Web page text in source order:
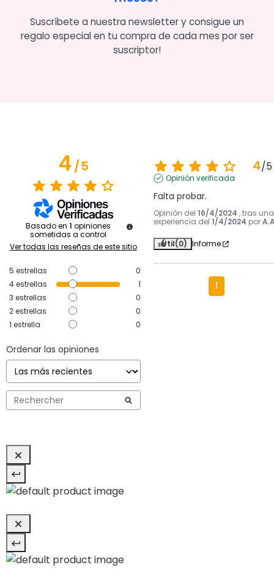
Suscríbete a nuestra newsletter y consigue un
regalo especial en tu compra de cada mes por ser
suscriptor!
4/5
Basado en 1 opiniones
sometidas a control
Ver todas las reseñas de este sitio
5 estrellas
0
4estrellas
1
3 estrellas
0
2estrellas
0
1 estrella 0
Ordenar las opiniones
4/5
Opinión verificada
Falta probar.
Opinión del 16/4/2024 , tras una
experiencia del 1/4/2024 por
Útil(0) Informe
1